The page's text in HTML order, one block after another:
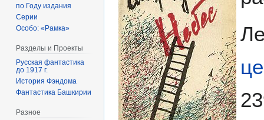
по Году издания
Серии
Особо: «Рамка»
Разделы и Проекты
Русская фантастика
до 1917 г.
История Фэндома
Фантастика Башкирии
Разное